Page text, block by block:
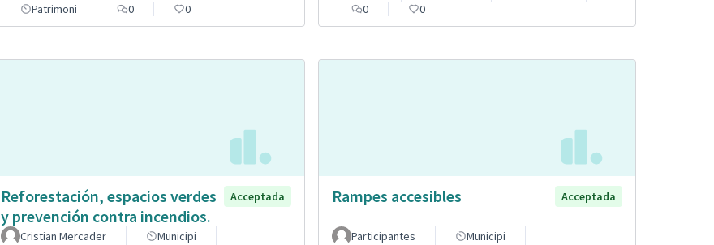
Patrimoni
0 0
0
0
Reforestación, espacios verdes
y prevención contra incendios.
Acceptada
Cristian Mercader
Municipi
Rampes accesibles Acceptada
Participantes
Municipi